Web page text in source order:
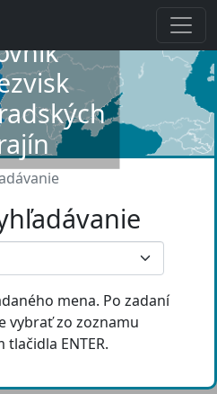
mena. Po zadaní
vybrať zo zoznamu
ENTER.